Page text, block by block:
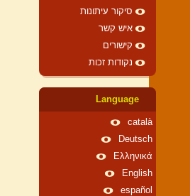
סיקור עיתונות
איש קשר
קישורים
נקודות זכות
Language
català
Deutsch
Ελληνικά
English
español